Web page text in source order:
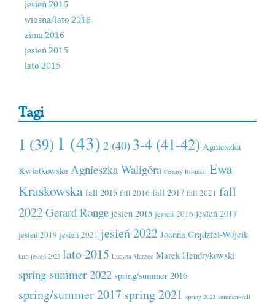
jesień 2016
wiosna/lato 2016
zima 2016
jesień 2015
lato 2015
Tagi
1 (39) 1 (43) 2 (40) 3-4 (41-42) Agnieszka
Kwiatkowska Agnieszka Waligóra Cezary Rosiński Ewa
Kraskowska fall 2015 fall 2016 fall 2017 fall 2021 fall
2022Gerard Ronge jesień 2015 jesień 2016 jesień 2017
jesień 2019 jesień 2021 jesień 2022 Joanna Grądziel-Wójcik
lato-jesień 2023 lato 2015 Lucyna Marzec Marek Hendrykowski
spring-summer 2022 spring/summer 2016
spring/summer 2017 spring 2021 spring 2023 summer-fall